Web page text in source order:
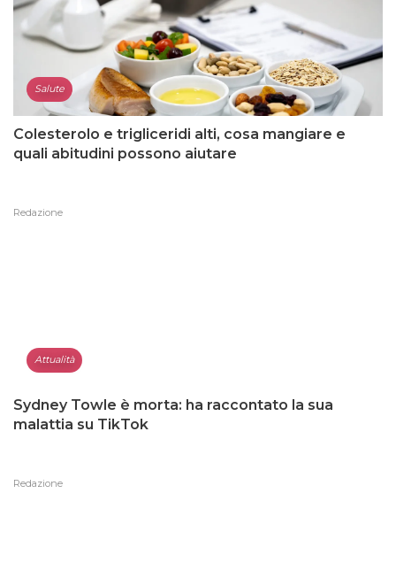
Salute
Colesterolo e trigliceridi alti, cosa mangiare e
quali abitudini possono aiutare
Redazione
Attualità
Sydney Towle è morta: ha raccontato la sua
malattia su TikTok
Redazione